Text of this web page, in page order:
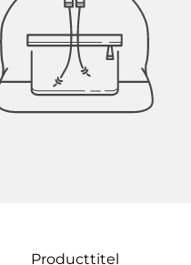
Producttitel